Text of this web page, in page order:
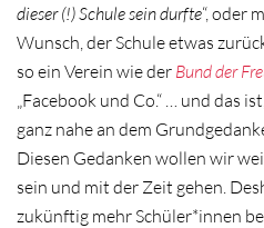
dieser (!) Schule sein durfte“, oder
Wunsch, der Schule etwas
so ein Verein wie der Bund der
„Facebook und Co.“ … und das
ganz nahe an dem
Diesen Gedanken wollen wir
sein und mit der Zeit gehen.
zukünftig mehr Schüler*innen